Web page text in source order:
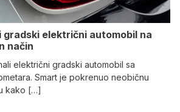
električni automobil na
način
električni gradski automobil sa
Smart je pokrenuo neobičnu
kako […]